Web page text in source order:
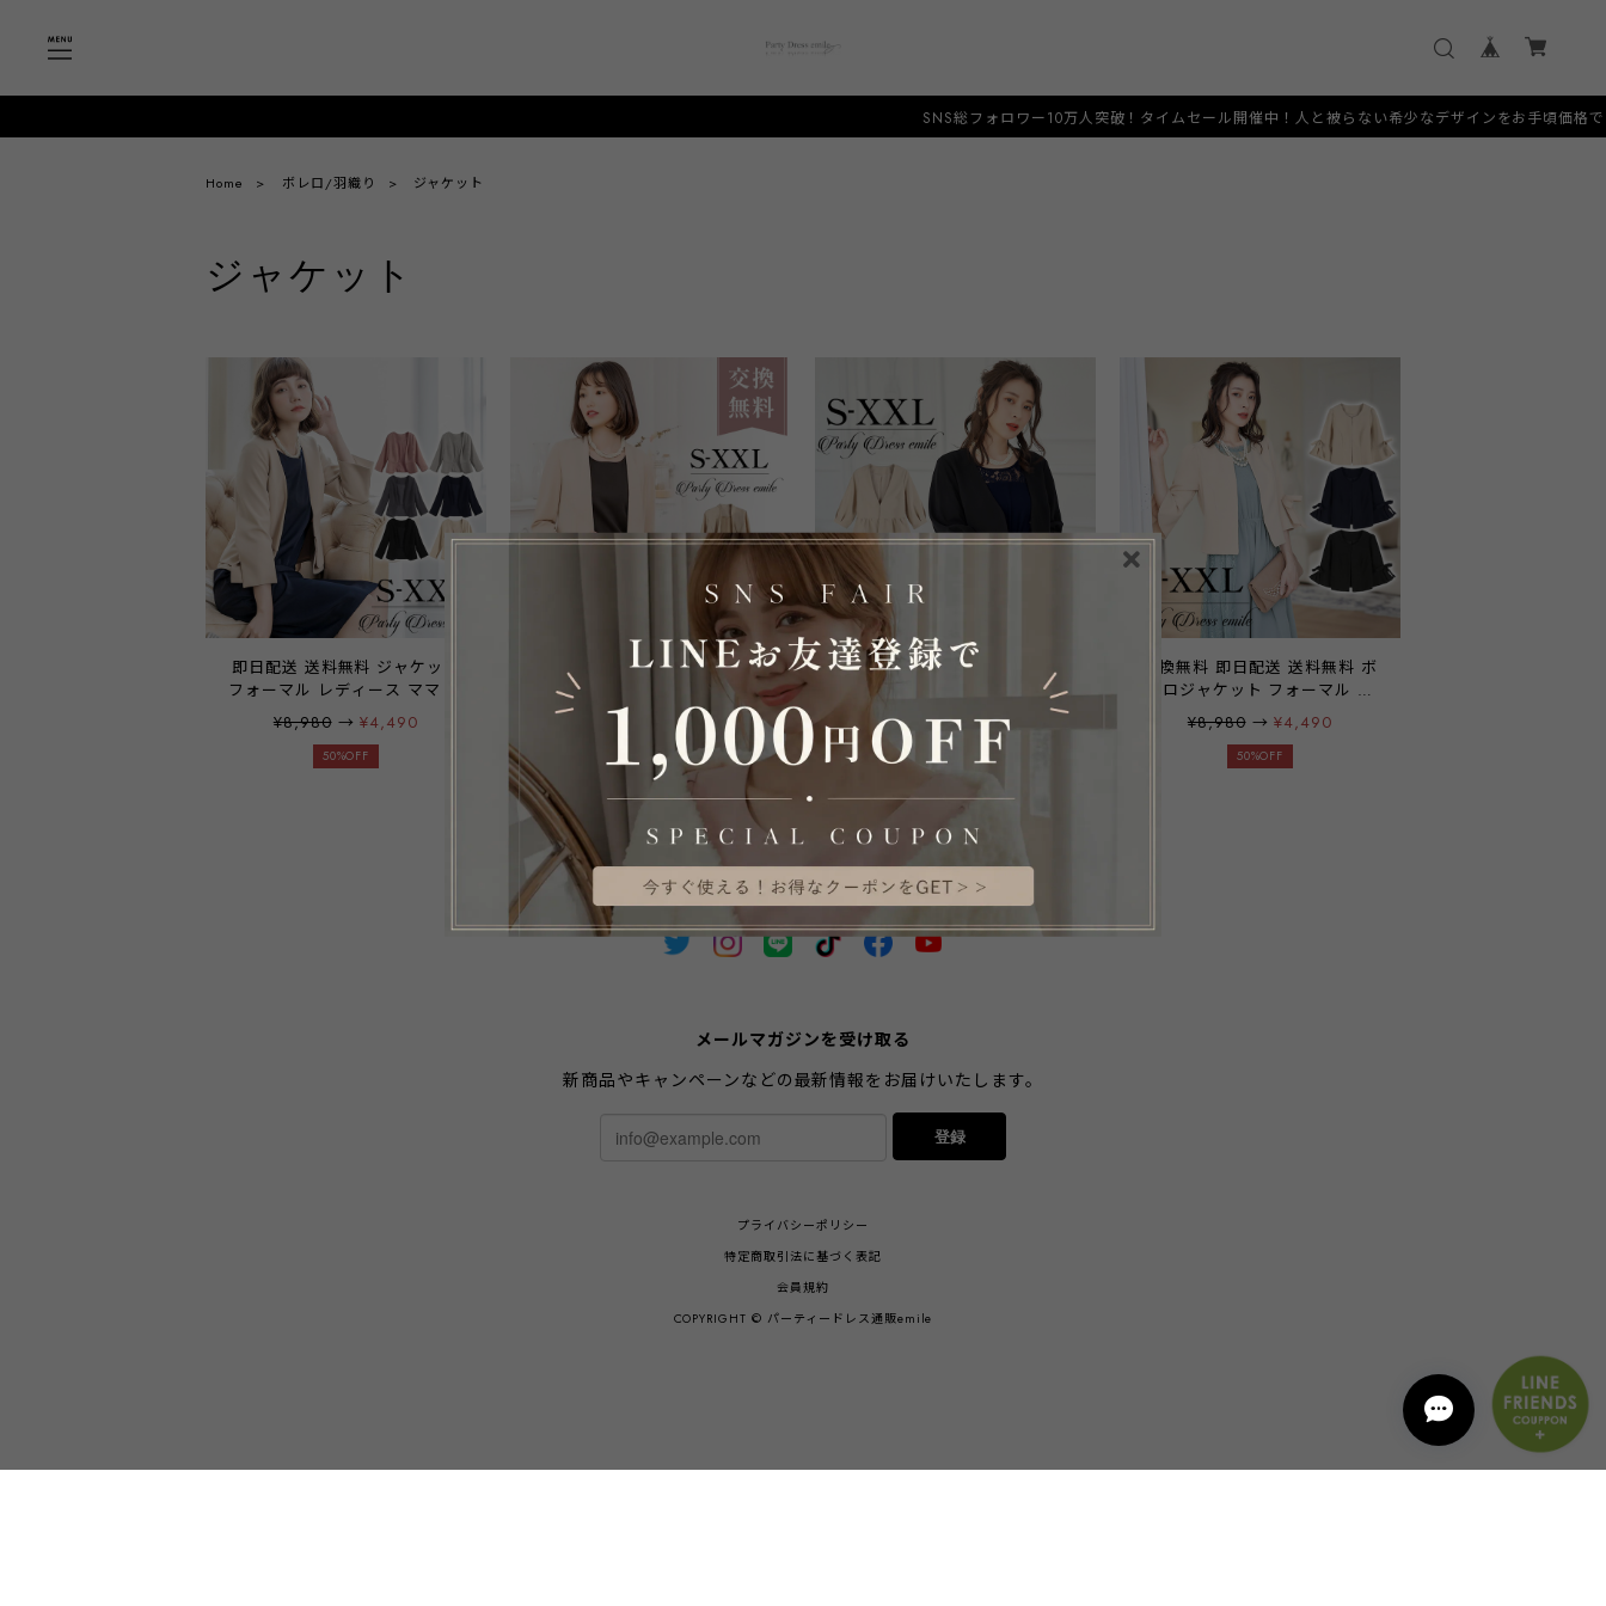
SNS総フォロワー10万人突破！タイムセール開催中！人と被らない希少なデザインをお手頃価格で
Home ボレロ/羽織り ジャケット
ジャケット
即日配送 送料無料 ジャケット
フォーマル レディース ママ 母
ボレロ 結婚式 長袖 パーティー
大きいサイズ ノーカラー 羽織
お呼ばれ 七分袖 7分袖 レディー
¥8,980→¥4,490
50%OFF
交換無料 即日配送 送料無料 ボ
レロ 結婚式 パーティードレス
ジャケット 大きいサイズ レデ
ィース フォーマル ドレス 長袖
セレモニー 冠婚葬祭 お呼ばれ
フォーマルドレス 透けない ア
ウター 冷房対策 体形カバー パ
ーティー カーディガン 入学式
20代 30代 40代 50代 60代 母
ミセス 冬 秋 春 夏 emile0371
¥8,980 ¥4,490
50%OFF
送料無料 ボレロジャケット フ
ォーマル レディース ママ 母 ボ
レロ ジャケット 結婚式 長袖 パ
ーティー 大きいサイズ ノーカ
ラー 羽織 お呼ばれ 七分袖 7分
袖 レディース 春 夏 秋 冬 体型
カバー emile0344
¥8,980→ ¥5,388
40%OFF
交換無料 即日配送 送料無料 ボ
レロジャケット フォーマル レ
ディース ママ 母 ボレロ ジャケ
ット 結婚式 長袖 パーティー 大
きいサイズ ノーカラー 羽織 お
¥8,980→¥4,490
50%OFF
メールマガジンを受け取る
新商品やキャンペーンなどの最新情報をお届けいたします。
登録
プライバシーポリシー
特定商取引法に基づく表記
会員規約
COPYRIGHT © パーティードレス通販emile